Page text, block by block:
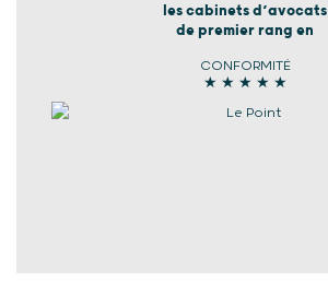
les cabinets d’avocats
de premier rang en
CONFORMITÉ
★ ★ ★ ★ ★